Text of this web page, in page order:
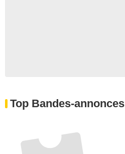
Top Bandes-annonces